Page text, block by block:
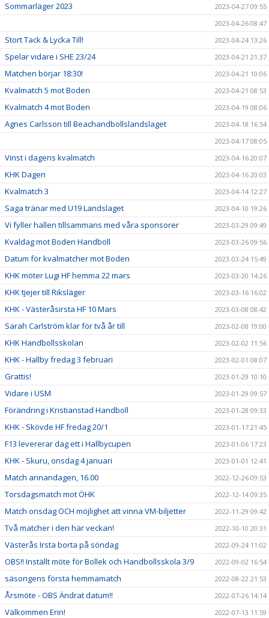
Sommarläger 2023
2023-04-27 09:55
2023-04-26 08:47
Stort Tack & Lycka Till! 2023-04-24 13:26
Spelar vidare i SHE 23/24 2023-04-21 21:37
Matchen börjar 18:30! 2023-04-21 10:06
Kvalmatch 5 mot Boden 2023-04-21 08:53
Kvalmatch 4 mot Boden 2023-04-19 08:06
Agnes Carlsson till Beachandbollslandslaget
2023-04-18 16:34
2023-04-17 08:05
Vinst i dagens kvalmatch 2023-04-16 20:07
KHK Dagen 2023-04-16 20:03
Kvalmatch 3 2023-04-14 12:27
Saga tränar med U19 Landslaget 2023-04-10 19:26
Vi fyller hallen tillsammans med våra sponsorer 2023-03-29 09:49
Kvaldag mot Boden Handboll 2023-03-26 09:56
Datum för kvalmatcher mot Boden 2023-03-24 15:49
KHK möter Lugi HF hemma 22 mars 2023-03-20 14:26
KHK tjejer till Riksläger 2023-03-16 16:02
KHK - Västeråsirsta HF 10 Mars 2023-03-08 08:42
Sarah Carlström klar för två år till 2023-02-08 19:00
KHK Handbollsskolan 2023-02-02 11:56
KHK - Hallby fredag 3 februari 2023-02-01 08:07
Grattis! 2023-01-29 10:10
Vidare i USM 2023-01-29 09:57
Förändring i Kristianstad Handboll 2023-01-28 09:33
KHK - Skövde HF fredag 20/1 2023-01-17 21:45
F13 levererar dag ett i Hallbycupen 2023-01-06 17:23
KHK - Skuru, onsdag 4 januari 2023-01-01 12:41
Match annandagen, 16.00 2022-12-26 09:53
Torsdagsmatch mot ÖHK 2022-12-14 09:35
Match onsdag OCH möjlighet att vinna VM-biljetter 2022-11-29 09:42
Två matcher i den här veckan! 2022-10-10 20:31
Västerås Irsta borta på söndag 2022-09-24 11:02
OBS!! Inställt möte för Bollek och Handbollsskola 3/9 2022-09-02 16:54
säsongens första hemmamatch 2022-08-22 21:53
Årsmöte - OBS Ändrat datum!! 2022-07-26 14:14
Välkommen Erin! 2022-07-13 11:59